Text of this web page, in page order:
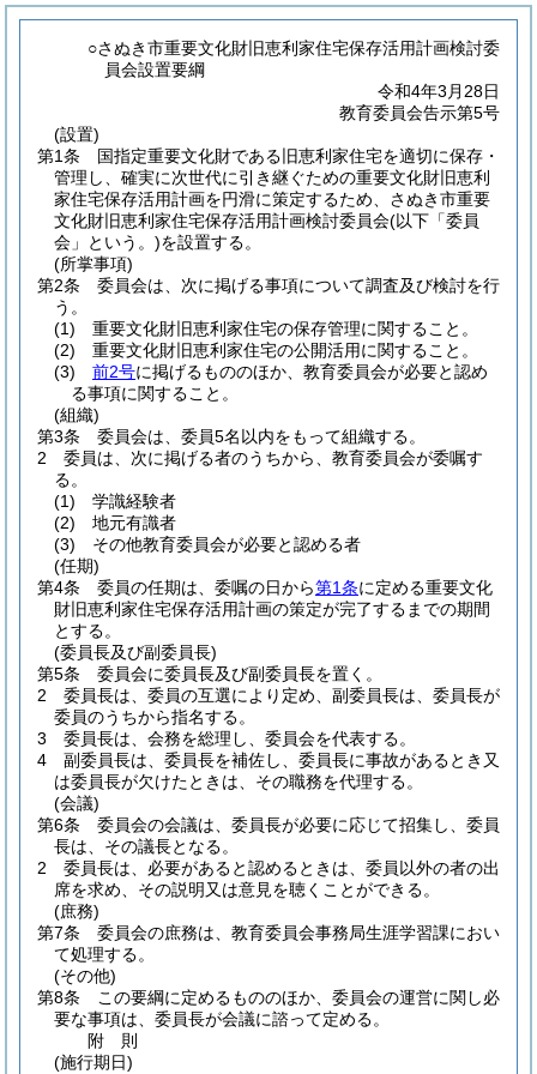
○さぬき市重要文化財旧恵利家住宅保存活用計画検討委
員会設置要綱
令和4年3月28日
教育委員会告示第5号
(設置)
第1条
国指定重要文化財である旧恵利家住宅を適切に保存・
管理し、確実に次世代に引き継ぐための重要文化財旧恵利
家住宅保存活用計画を円滑に策定するため、さぬき市重要
文化財旧恵利家住宅保存活用計画検討委員会(以下「委員
会」という。)を設置する。
(所掌事項)
第2条
委員会は、次に掲げる事項について調査及び検討を行
う。
(1)
重要文化財旧恵利家住宅の保存管理に関すること。
(2)
重要文化財旧恵利家住宅の公開活用に関すること。
(3)
前2号に掲げるもののほか、教育委員会が必要と認め
る事項に関すること。
(組織)
第3条
委員会は、委員5名以内をもって組織する。
2
委員は、次に掲げる者のうちから、教育委員会が委嘱す
る。
(1)
学識経験者
(2)
地元有識者
(3)
その他教育委員会が必要と認める者
(任期)
第4条
委員の任期は、委嘱の日から第1条に定める重要文化
財旧恵利家住宅保存活用計画の策定が完了するまでの期間
とする。
(委員長及び副委員長)
第5条
委員会に委員長及び副委員長を置く。
2
委員長は、委員の互選により定め、副委員長は、委員長が
委員のうちから指名する。
3
委員長は、会務を総理し、委員会を代表する。
4
副委員長は、委員長を補佐し、委員長に事故があるとき又
は委員長が欠けたときは、その職務を代理する。
(会議)
第6条
委員会の会議は、委員長が必要に応じて招集し、委員
長は、その議長となる。
2
委員長は、必要があると認めるときは、委員以外の者の出
席を求め、その説明又は意見を聴くことができる。
(庶務)
第7条
委員会の庶務は、教育委員会事務局生涯学習課におい
て処理する。
(その他)
第8条
この要綱に定めるもののほか、委員会の運営に関し必
要な事項は、委員長が会議に諮って定める。
附 則
(施行期日)